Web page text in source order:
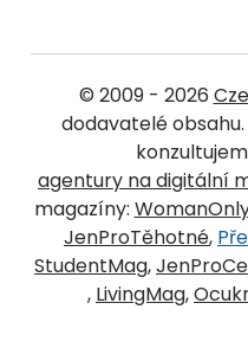
© 2009 - 2026
dodavatelé
agentury na digitální
magazíny:
JenProTěhotné,
StudentMag,
, LivingMag,